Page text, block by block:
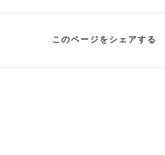
このページをシェアする